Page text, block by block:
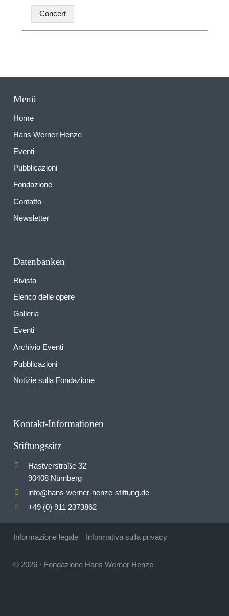
Concert
Menü
Home
Hans Werner Henze
Eventi
Pubblicazioni
Fondazione
Contatto
Newsletter
Datenbanken
Rivista
Elenco delle opere
Galleria
Eventi
Archivio Eventi
Pubblicazioni
Notizie sulla Fondazione
Kontakt-Informationen
Stiftungssitz
Hastverstraße 32
90408 Nürnberg
info@hans-werner-henze-stiftung.de
+49 (0) 911 2373862
Informazione legale Informativa sulla privacy
© 2026 · Fondazione Hans Werner Henze